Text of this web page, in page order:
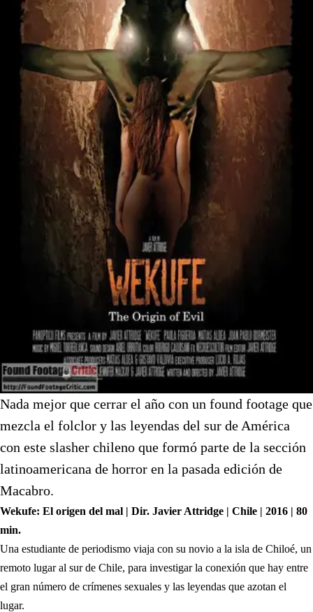
Nada mejor que cerrar el año con un found footage que
mezcla el folclor y las leyendas del sur de América
con este slasher chileno que formó parte de la sección
latinoamericana de horror en la pasada edición de
Macabro.
Wekufe: El origen del mal | Dir. Javier Attridge | Chile | 2016 | 80
min.
Una estudiante de periodismo viaja con su novio a la isla de Chiloé, un
remoto lugar al sur de Chile, para investigar la conexión que hay entre
el gran número de crímenes sexuales y las leyendas que azotan el
lugar.